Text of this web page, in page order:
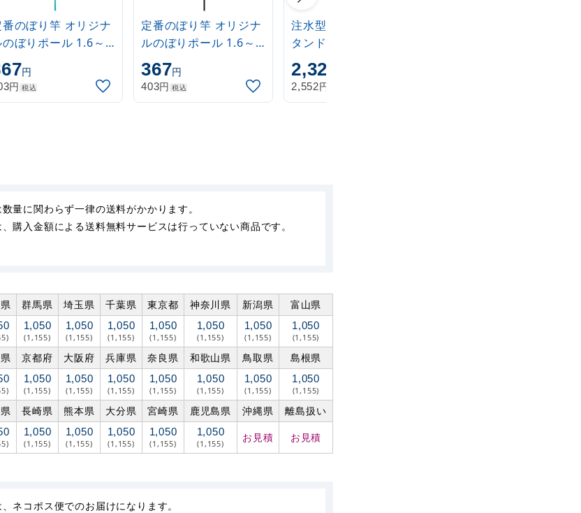
番のぼり竿 オリジナ
のぼりポール 1.6～
伸縮式 水色
円
円 税込
定番のぼり竿 オリジナ
ルのぼりポール 1.6～
3m 伸縮式 黒
(30537BLK)
367円
403円 税込
注水型マルチのぼりス
タンド 20L
2,320
2,552円
量に関わらず一律の送料がかかります。
購入金額による送料無料サービスは行っていない商品です。
群馬県 埼玉県 千葉県 東京都 神奈川県 新潟県 富山県
1,050
(1,155)
1,050
(1,155)
1,050
(1,155)
1,050
(1,155)
1,050
(1,155)
1,050
(1,155)
1,050
(1,155)
京都府 大阪府 兵庫県 奈良県 和歌山県 鳥取県 島根県
1,050
(1,155)
1,050
(1,155)
1,050
(1,155)
1,050
(1,155)
1,050
(1,155)
1,050
(1,155)
1,050
(1,155)
長崎県 熊本県 大分県 宮崎県 鹿児島県 沖縄県 離島扱い
1,050
(1,155)
1,050
(1,155)
1,050
(1,155)
1,050
(1,155)
1,050
(1,155) お見積 お見積
ネコポス便でのお届けになります。